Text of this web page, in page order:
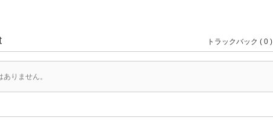
トラックバック ( 0 )
ありません。